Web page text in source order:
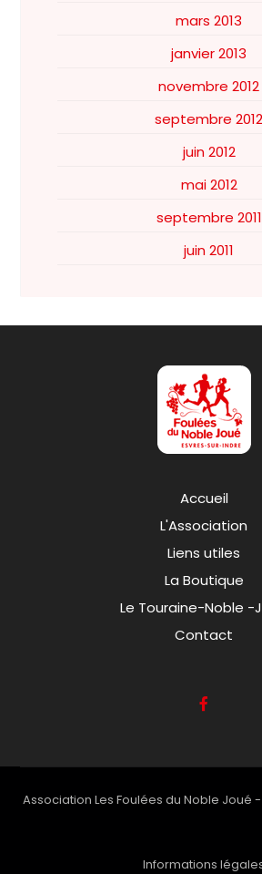
mars 2013
janvier 2013
novembre 2012
septembre 2012
juin 2012
mai 2012
septembre 2011
juin 2011
Accueil
L'Association
Liens utiles
La Boutique
Le Touraine-Noble -
Contact
Association Les Foulées du Noble Joué
Informations